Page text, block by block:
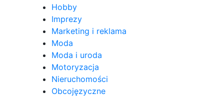
Hobby
Imprezy
Marketing i reklama
Moda
Moda i uroda
Motoryzacja
Nieruchomości
Obcojęzyczne